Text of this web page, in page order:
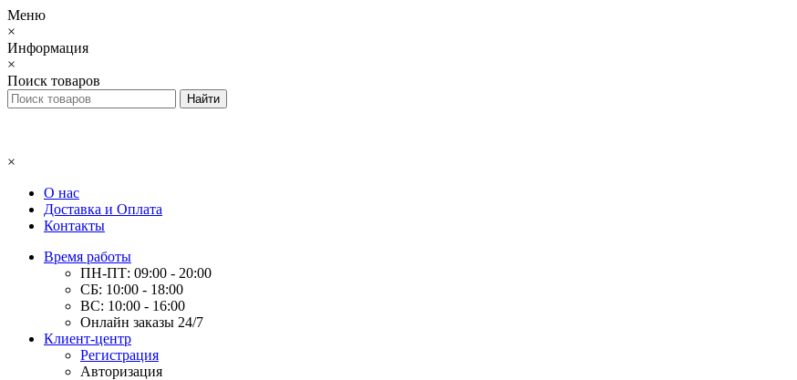
Меню
×
Информация
×
Поиск товаров
×
О нас
Доставка и Оплата
Контакты
Время работы
ПН-ПТ: 09:00 - 20:00
СБ: 10:00 - 18:00
ВС: 10:00 - 16:00
Онлайн заказы 24/7
Клиент-центр
Регистрация
Авторизация